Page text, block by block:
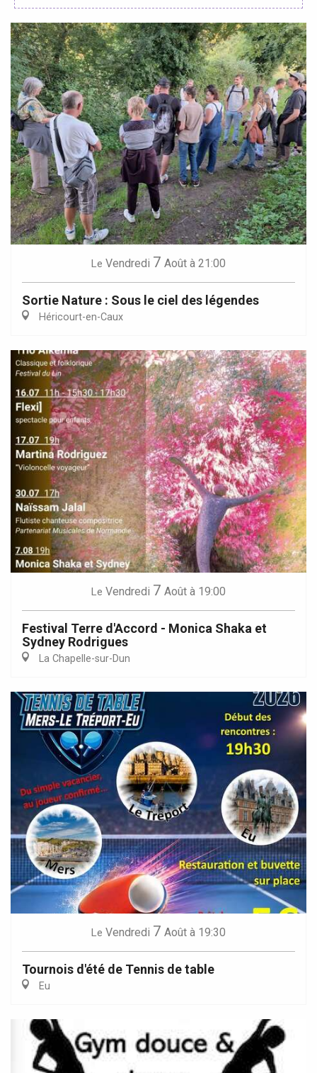
Le Vendredi 7 Août à 21:00
Sortie Nature : Sous le ciel des légendes
Héricourt-en-Caux
Le Vendredi 7 Août à 19:00
Festival Terre d'Accord - Monica Shaka et
Sydney Rodrigues
La Chapelle-sur-Dun
Le Vendredi 7 Août à 19:30
Tournois d'été de Tennis de table
Eu